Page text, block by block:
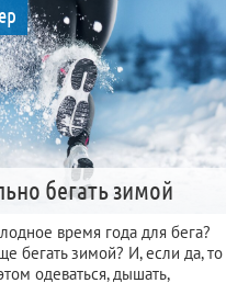
бегать зимой
время года для бега?
бегать зимой? И, если да, то
одеваться, дышать,